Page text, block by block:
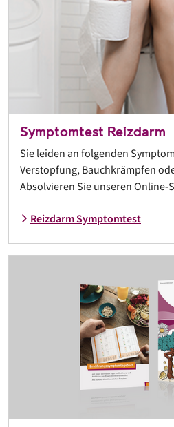
Symptomtest Reizdarm
Sie leiden an folgenden
Verstopfung, Bauchkrämpfen
Absolvieren Sie unseren Online-
Reizdarm Symptomtest